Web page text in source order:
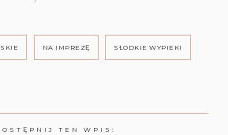
NA IMPREZĘ SŁODKIE WYPIEKI
TEN WPIS: